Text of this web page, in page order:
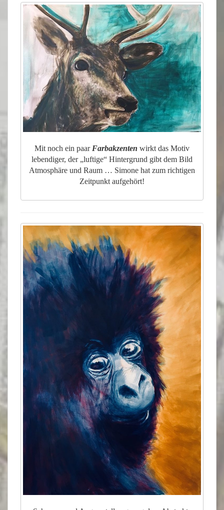
Mit noch ein paar Farbakzenten wirkt das Motiv
lebendiger, der „luftige“ Hintergrund gibt dem Bild
Atmosphäre und Raum … Simone hat zum richtigen
Zeitpunkt aufgehört!